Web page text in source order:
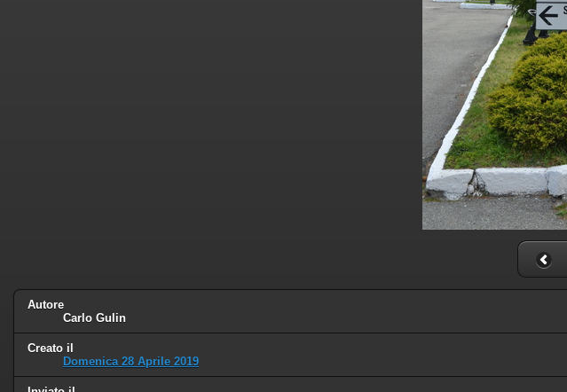
Autore
Carlo Gulin
Creato il
Domenica 28 Aprile 2019